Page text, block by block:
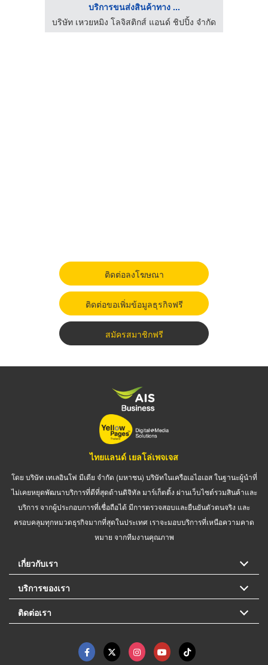
บริการขนส่งสินค้าทาง ...
บริษัท เหวยหมิง โลจิสติกส์ แอนด์ ชิปปิ้ง จำกัด
ติดต่อลงโฆษณา
ติดต่อขอเพิ่มข้อมูลธุรกิจฟรี
สมัครสมาชิกฟรี
ไทยแลนด์ เยลโล่เพจเจส
โดย บริษัท เทเลอินโฟ มีเดีย จำกัด (มหาชน) บริษัทในเครือเอไอเอส ในฐานะผู้นำที่
ไม่เคยหยุดพัฒนาบริการที่ดีที่สุดด้านดิจิทัล มาร์เก็ตติ้ง ผ่านเว็บไซต์รวมสินค้าและ
บริการ จากผู้ประกอบการที่เชื่อถือได้ มีการตรวจสอบและยืนยันตัวตนจริง และ
ครอบคลุมทุกหมวดธุรกิจมากที่สุดในประเทศ เราจะมอบบริการที่เหนือความคาด
หมาย จากทีมงานคุณภาพ
เกี่ยวกับเรา
บริการของเรา
ติดต่อเรา